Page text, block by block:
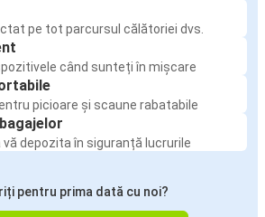
pe tot parcursul călătoriei dvs.
când sunteți în mișcare
picioare și scaune rabatabile
depozita în siguranță lucrurile
pentru prima dată cu noi?